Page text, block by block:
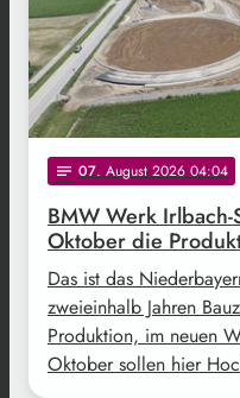
notes 07. August 2026 04:04
BMW Werk
Oktober die
Das ist das
zweieinhalb Jahren
Produktion, im neuen
Oktober sollen hier